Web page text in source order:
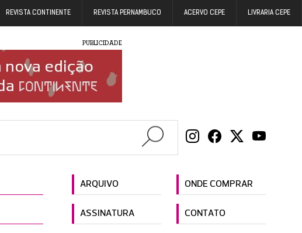
REVISTA CONTINENTE REVISTA PERNAMBUCO ACERVO CEPE LIVRARIA CEPE
PUBLICIDADE
ARQUIVO ONDE COMPRAR
ASSINATURA CONTATO